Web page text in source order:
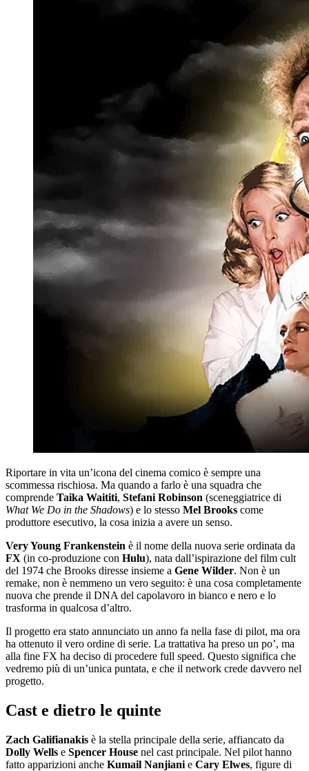
Riportare in vita un’icona del cinema comico è sempre una
scommessa rischiosa. Ma quando a farlo è una squadra che
comprende Taika Waititi, Stefani Robinson (sceneggiatrice di
What We Do in the Shadows) e lo stesso Mel Brooks come
produttore esecutivo, la cosa inizia a avere un senso.
Very Young Frankenstein è il nome della nuova serie ordinata da
FX (in co-produzione con Hulu), nata dall’ispirazione del film cult
del 1974 che Brooks diresse insieme a Gene Wilder. Non è un
remake, non è nemmeno un vero seguito: è una cosa completamente
nuova che prende il DNA del capolavoro in bianco e nero e lo
trasforma in qualcosa d’altro.
Il progetto era stato annunciato un anno fa nella fase di pilot, ma ora
ha ottenuto il vero ordine di serie. La trattativa ha preso un po’, ma
alla fine FX ha deciso di procedere full speed. Questo significa che
vedremo più di un’unica puntata, e che il network crede davvero nel
progetto.
Cast e dietro le quinte
Zach Galifianakis è la stella principale della serie, affiancato da
Dolly Wells e Spencer House nel cast principale. Nel pilot hanno
fatto apparizioni anche Kumail Nanjiani e Cary Elwes, figure di